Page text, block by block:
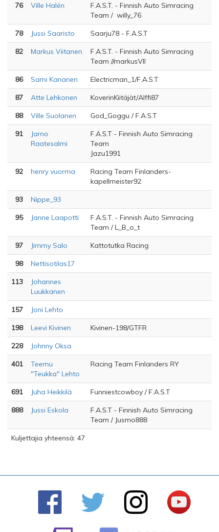
76 Ville Halén
F.A.S.T. - Finnish Auto Simracing
Team / willy_76
78 Jussi Saaristo Saarju78 - F.A.S.T
82 Markus Viitanen
F.A.S.T. - Finnish Auto Simracing
Team //markusVII
86 Sami Kananen Electricman_1/F.A.S.T
87 Atte Lehkonen KoverinKiitäjät/Alffi87
88 Ville Suolanen God_Goggu / F.A.S.T
91
Jarno
Raatesalmi
F.A.S.T - Finnish Auto Simracing
Team
Jazu1991
92 henry vuorma
Racing Team Finlanders-
kapellmeister92
93 Nippe_93
95 Janne Laapotti
F.A.S.T. - Finnish Auto Simracing
Team / L_B_o_t
97 Jimmy Salo Kattotutka Racing
98 Nettisotilas17
113
Johannes
Luukkanen
157 Joni Lehto
198 Leevi Kivinen Kivinen-198/GTFR
228 Johnny Oksa
401
Teemu
"Teukka" Lehto
Racing Team Finlanders RY
691 Juha Heikkilä Funniestcowboy / F.A.S.T
888 Jussi Eskola
F.A.S.T - Finnish Auto Simracing
Team / Jusmo888
Kuljettajia yhteensä: 47